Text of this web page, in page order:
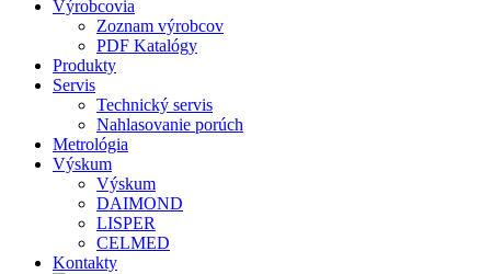
Výrobcovia
Zoznam výrobcov
PDF Katalógy
Produkty
Servis
Technický servis
Nahlasovanie porúch
Metrológia
Výskum
Výskum
DAIMOND
LISPER
CELMED
Kontakty